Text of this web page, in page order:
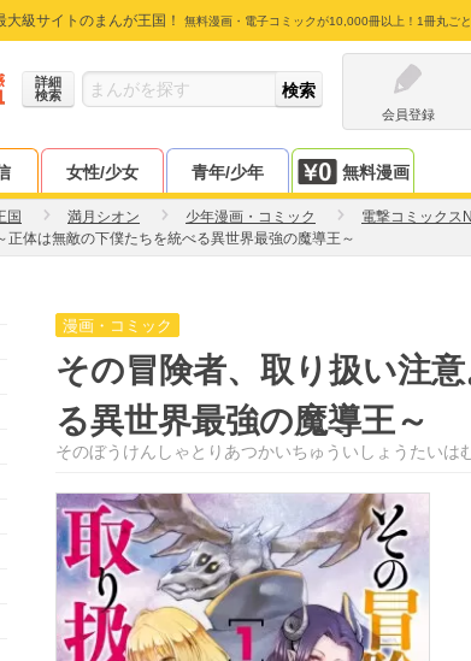
級サイトのまんが王国！ 無料漫画・電子コミックが10,000冊以上！1冊丸ご
詳細
検索
会員登録
女性/少女 青年/少年 無料漫画
国 満月シオン 少年漫画・コミック
電撃コミックス
正体は無敵の下僕たちを統べる異世界最強の魔導王～
漫画・コミック
その冒険者、取り扱い注
る異世界最強の魔導王～
そのぼうけんしゃとりあつかいちゅういしょうたい